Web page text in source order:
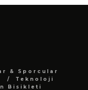
& Sporcular
Teknoloji
Bisikleti